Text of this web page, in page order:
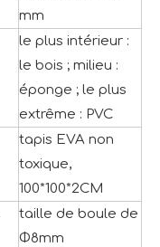
mm
le plus intérieur :
le bois ; milieu :
éponge ; le plus
extrême : PVC
tapis EVA non
toxique,
100*100*2CM
taille de boule de
Φ8mm